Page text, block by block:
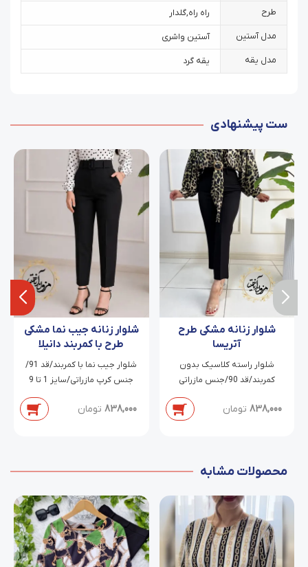
طرح راه راه,گلدار
مدل آستین آستین واشری
مدل یقه یقه گرد
ست پیشنهادی
شلوار زنانه مشکی طرح
آتریسا
شلوار راسته کلاسیک بدون
کمربند/قد 90/جنس مازراتی
838,000 تومان
شلوار زنانه جیب نما مشکی
طرح با کمربند دانیلا
شلوار جیب نما با کمربند/قد 91/
جنس کرپ مازراتی/سایز 1 تا 9
838,000 تومان
محصولات مشابه